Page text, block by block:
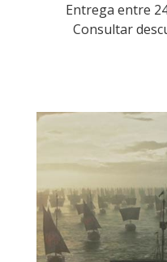
Entrega entre
Consultar